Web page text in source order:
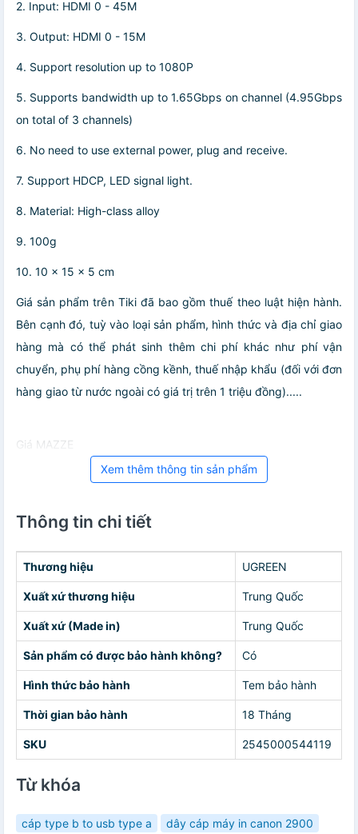
2. Input: HDMI 0 - 45M
3. Output: HDMI 0 - 15M
4. Support resolution up to 1080P
5. Supports bandwidth up to 1.65Gbps on channel (4.95Gbps
on total of 3 channels)
6. No need to use external power, plug and receive.
7. Support HDCP, LED signal light.
8. Material: High-class alloy
9. 100g
10. 10 x 15 x 5 cm
Giá sản phẩm trên Tiki đã bao gồm thuế theo luật hiện hành.
Bên cạnh đó, tuỳ vào loại sản phẩm, hình thức và địa chỉ giao
hàng mà có thể phát sinh thêm chi phí khác như phí vận
chuyển, phụ phí hàng cồng kềnh, thuế nhập khẩu (đối với đơn
hàng giao từ nước ngoài có giá trị trên 1 triệu đồng).....
Giá MAZZE
Xem thêm thông tin sản phẩm
Thông tin chi tiết
Thương hiệu UGREEN
Xuất xứ thương hiệu Trung Quốc
Xuất xứ (Made in) Trung Quốc
Sản phẩm có được bảo hành không? Có
Hình thức bảo hành Tem bảo hành
Thời gian bảo hành 18 Tháng
SKU 2545000544119
Từ khóa
cáp type b to usb type a
dây cáp máy in canon 2900